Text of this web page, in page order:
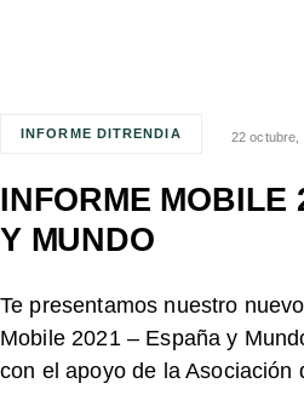
INFORME DITRENDIA 22 octubre,
INFORME MOBILE
Y MUNDO
Te presentamos nuestro
Mobile 2021 – España y
con el apoyo de la Asociación